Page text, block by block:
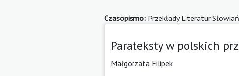
Czasopismo: Przekłady Literatur
Parateksty w polskich
Małgorzata Filipek